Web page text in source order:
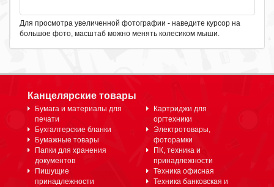
Для просмотра увеличенной фотографии - наведите курсор на
большое фото, масштаб можно менять колесиком мыши.
Канцелярские товары
Бумага и материалы для
печати
Бухгалтерские бланки
Бумажные товары
Папки для хранения
документов
Пишущие
принадлежности
Картриджи для
оргтехники
Электротовары,
фоторамки
ПК, техника и
принадлежности
Техника офисная
Техника банковская и